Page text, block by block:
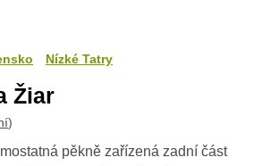
Nízké Tatry
Žiar
)
pěkně zařízená zadní část